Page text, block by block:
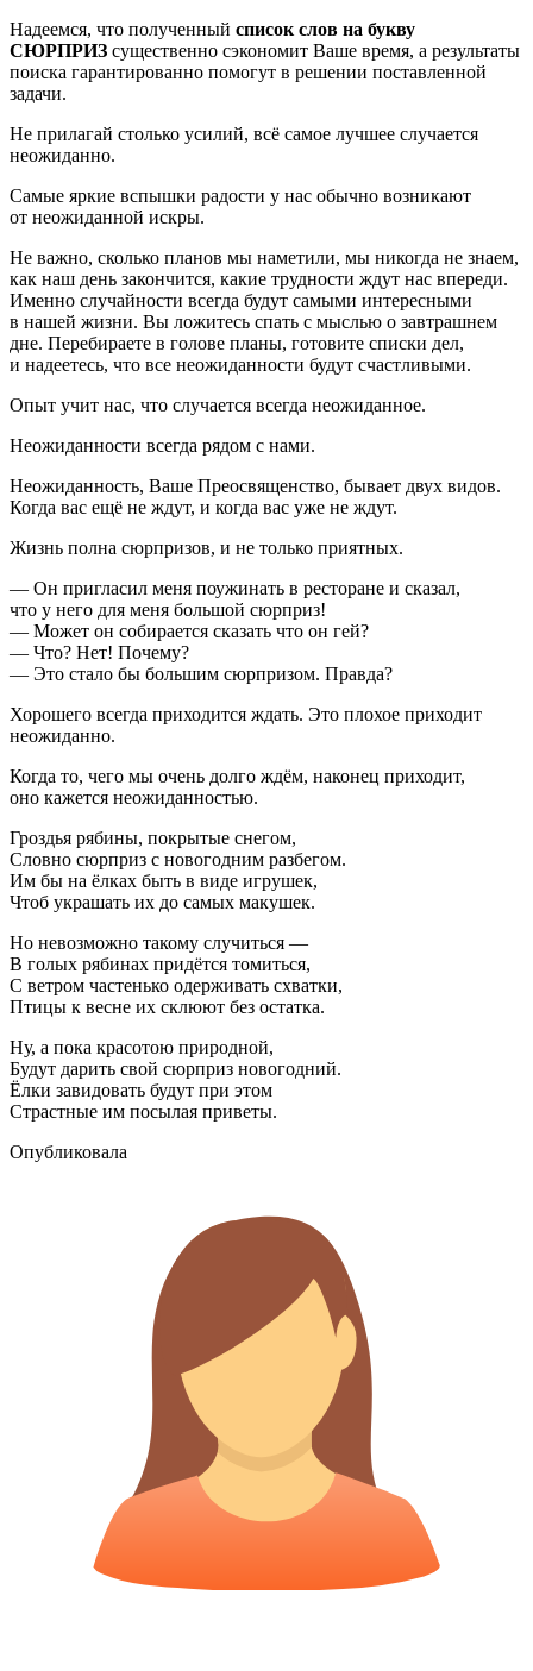
Надеемся, что полученный список слов на букву
СЮРПРИЗ существенно сэкономит Ваше время, а результаты
поиска гарантированно помогут в решении поставленной
задачи.
Не прилагай столько усилий, всё самое лучшее случается
неожиданно.
Самые яркие вспышки радости у нас обычно возникают
от неожиданной искры.
Не важно, сколько планов мы наметили, мы никогда не знаем,
как наш день закончится, какие трудности ждут нас впереди.
Именно случайности всегда будут самыми интересными
в нашей жизни. Вы ложитесь спать с мыслью о завтрашнем
дне. Перебираете в голове планы, готовите списки дел,
и надеетесь, что все неожиданности будут счастливыми.
Опыт учит нас, что случается всегда неожиданное.
Неожиданности всегда рядом с нами.
Неожиданность, Ваше Преосвященство, бывает двух видов.
Когда вас ещё не ждут, и когда вас уже не ждут.
Жизнь полна сюрпризов, и не только приятных.
— Он пригласил меня поужинать в ресторане и сказал,
что у него для меня большой сюрприз!
— Может он собирается сказать что он гей?
— Что? Нет! Почему?
— Это стало бы большим сюрпризом. Правда?
Хорошего всегда приходится ждать. Это плохое приходит
неожиданно.
Когда то, чего мы очень долго ждём, наконец приходит,
оно кажется неожиданностью.
Гроздья рябины, покрытые снегом,
Словно сюрприз с новогодним разбегом.
Им бы на ёлках быть в виде игрушек,
Чтоб украшать их до самых макушек.
Но невозможно такому случиться —
В голых рябинах придётся томиться,
С ветром частенько одерживать схватки,
Птицы к весне их склюют без остатка.
Ну, а пока красотою природной,
Будут дарить свой сюрприз новогодний.
Ёлки завидовать будут при этом
Страстные им посылая приветы.
Опубликовала